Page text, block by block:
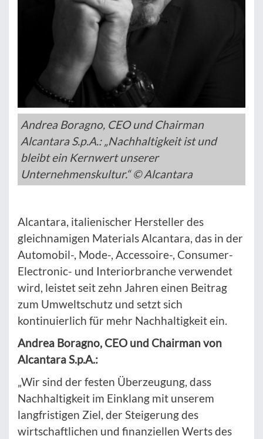
Andrea Boragno, CEO und Chairman
Alcantara S.p.A.: „Nachhaltigkeit ist und
bleibt ein Kernwert unserer
Unternehmenskultur.“ © Alcantara
Alcantara, italienischer Hersteller des
gleichnamigen Materials Alcantara, das in der
Automobil-, Mode-, Accessoire-, Consumer-
Electronic- und Interiorbranche verwendet
wird, leistet seit zehn Jahren einen Beitrag
zum Umweltschutz und setzt sich
kontinuierlich für mehr Nachhaltigkeit ein.
Andrea Boragno, CEO und Chairman von
Alcantara S.p.A.:
„Wir sind der festen Überzeugung, dass
Nachhaltigkeit im Einklang mit unserem
langfristigen Ziel, der Steigerung des
wirtschaftlichen und finanziellen Werts des